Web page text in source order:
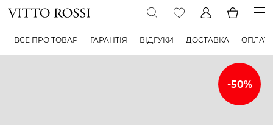
ВСЕ ПРО ТОВАР ГАРАНТІЯ ВІДГУКИ ДОСТАВКА